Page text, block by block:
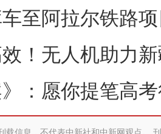
至阿拉尔铁路
！无人机助力
》：愿你提笔高